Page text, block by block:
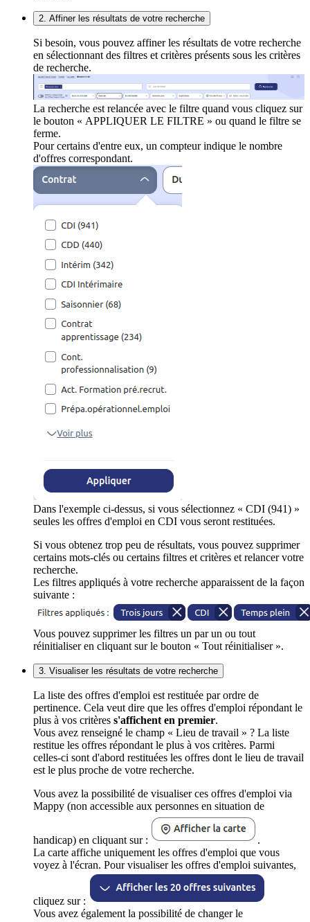
2. Affiner les résultats de votre recherche
Si besoin, vous pouvez affiner les résultats de votre recherche
en sélectionnant des filtres et critères présents sous les critères
de recherche.
La recherche est relancée avec le filtre quand vous cliquez sur
le bouton « APPLIQUER LE FILTRE » ou quand le filtre se
ferme.
Pour certains d'entre eux, un compteur indique le nombre
d'offres correspondant.
Dans l'exemple ci-dessus, si vous sélectionnez « CDI (941) »
seules les offres d'emploi en CDI vous seront restituées.
Si vous obtenez trop peu de résultats, vous pouvez supprimer
certains mots-clés ou certains filtres et critères et relancer votre
recherche.
Les filtres appliqués à votre recherche apparaissent de la façon
suivante :
Vous pouvez supprimer les filtres un par un ou tout
réinitialiser en cliquant sur le bouton « Tout réinitialiser ».
3. Visualiser les résultats de votre recherche
La liste des offres d'emploi est restituée par ordre de
pertinence. Cela veut dire que les offres d'emploi répondant le
plus à vos critères s'affichent en premier.
Vous avez renseigné le champ « Lieu de travail » ? La liste
restitue les offres répondant le plus à vos critères. Parmi
celles-ci sont d'abord restituées les offres dont le lieu de travail
est le plus proche de votre recherche.
Vous avez la possibilité de visualiser ces offres d'emploi via
Mappy (non accessible aux personnes en situation de
handicap) en cliquant sur :
.
La carte affiche uniquement les offres d'emploi que vous
voyez à l'écran. Pour visualiser les offres d'emploi suivantes,
cliquez sur :
Vous avez également la possibilité de changer le